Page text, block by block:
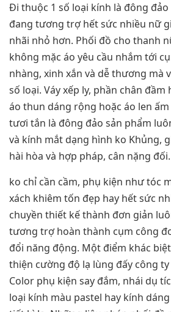
Đi thuộc 1 số loại kính là đông
đang tương trợ hết sức nhiều nữ
nhãi nhỏ hơn. Phối đồ cho thanh
không mặc áo yêu cầu nhắm tới
nhàng, xinh xắn và dễ thương mà
số loại. Váy xếp ly, phần chân
áo thun dáng rộng hoặc áo len
tươi tắn là đông đảo sản phẩm
và kính mắt dạng hình ko Khủng,
hài hòa và hợp pháp, cân nặng đối.
ko chỉ cần cầm, phụ kiện như tóc
xách khiêm tốn đẹp hay hết sức
chuyền thiết kế thành đơn giản
tương trợ hoàn thành cụm công
đổi năng động. Một điểm khác
thiện cường độ lạ lùng đấy công
Color phụ kiện say đắm, nhái dụ
loại kính màu pastel hay kính